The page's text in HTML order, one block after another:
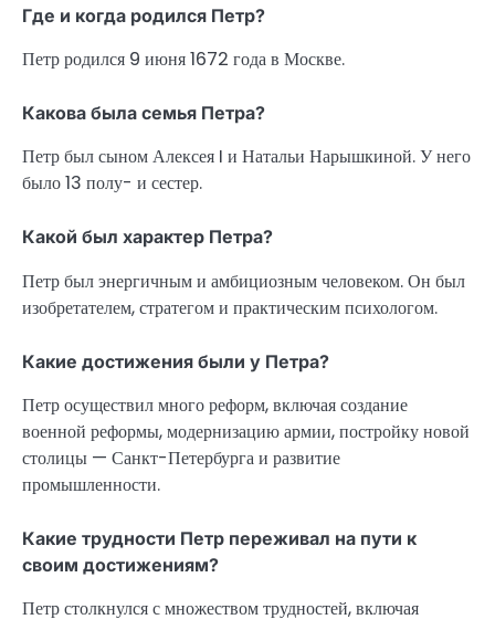
Где и когда родился Петр?
Петр родился 9 июня 1672 года в Москве.
Какова была семья Петра?
Петр был сыном Алексея I и Натальи Нарышкиной. У него
было 13 полу- и сестер.
Какой был характер Петра?
Петр был энергичным и амбициозным человеком. Он был
изобретателем, стратегом и практическим психологом.
Какие достижения были у Петра?
Петр осуществил много реформ, включая создание
военной реформы, модернизацию армии, постройку новой
столицы — Санкт-Петербурга и развитие
промышленности.
Какие трудности Петр переживал на пути к
своим достижениям?
Петр столкнулся с множеством трудностей, включая